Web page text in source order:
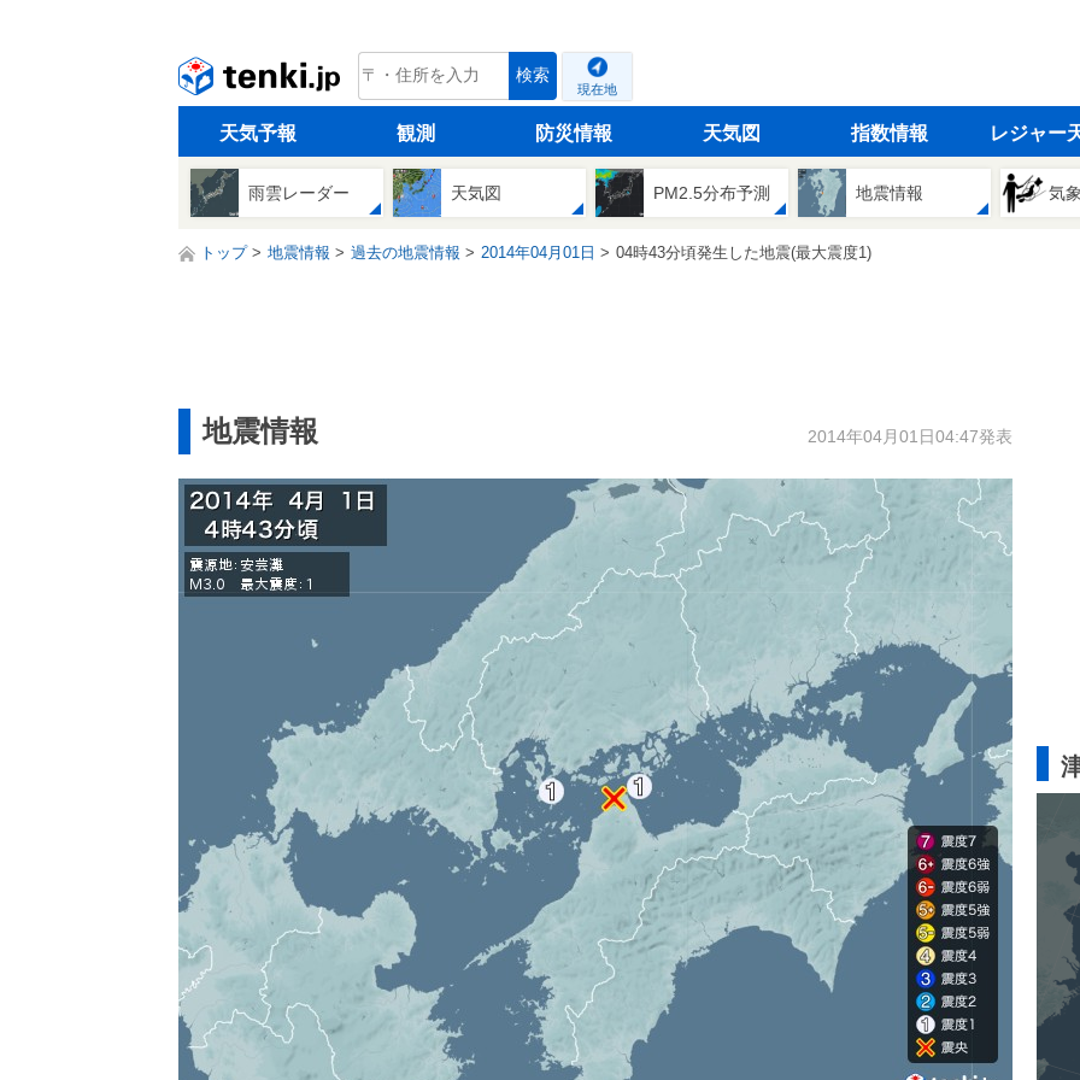
tenki.jp 検索
現在地
天気予報 観測 防災情報 天気図 指数情報 レジャー
雨雲レーダー 天気図 PM2.5分布予測 地震情報 気
トップ 地震情報 過去の地震情報 2014年04月01日 04時43分頃発生した地震(最大震度1)
地震情報 2014年04月01日04:47発表